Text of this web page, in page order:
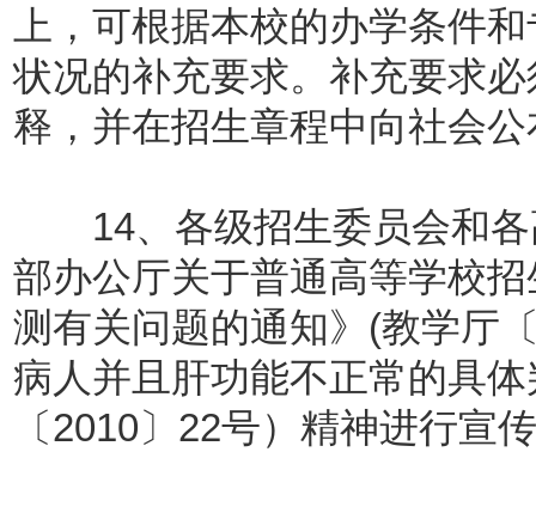
上，可根据本校的办学条件
状况的补充要求。补充要求
释，并在招生章程中向社会
14、各级招生委员会和各
部办公厅关于普通高等学校
测有关问题的通知》(教学厅
病人并且肝功能不正常的具
〔2010〕22号）精神进行宣